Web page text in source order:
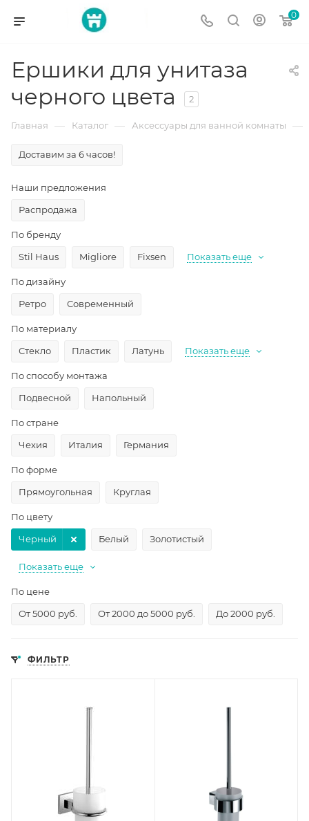
0
Ершики для унитаза
черного цвета
2
Главная — Каталог — Аксессуары для ванной комнаты —
Доставим за 6 часов!
Наши предложения
Распродажа
По бренду
Stil Haus
Migliore Fixsen Показать еще
По дизайну
Ретро
Современный
По материалу
Стекло
Пластик Латунь Показать еще
По способу монтажа
Подвесной
Напольный
По стране
Чехия
Италия Германия
По форме
Прямоугольная
Круглая
По цвету
Белый
Черный Золотистый
Показать еще
По цене
От 5000 руб.
От 2000 до 5000 руб. До 2000 руб.
ФИЛЬТР